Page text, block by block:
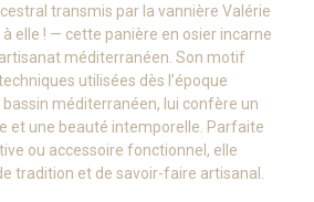
transmis par la vannière Valérie
elle ! — cette panière en osier incarne
méditerranéen. Son motif
utilisées dès l’époque
méditerranéen, lui confère un
et une beauté intemporelle. Parfaite
ou accessoire fonctionnel, elle
tradition et de savoir-faire artisanal.